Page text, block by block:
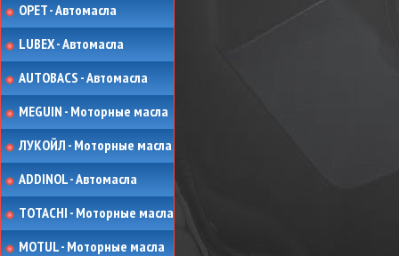
OPET - Автомасла
LUBEX - Автомасла
AUTOBACS - Автомасла
MEGUIN - Моторные масла
ЛУКОЙЛ - Моторные масла
ADDINOL - Автомасла
TOTACHI - Моторные масла
MOTUL - Моторные масла